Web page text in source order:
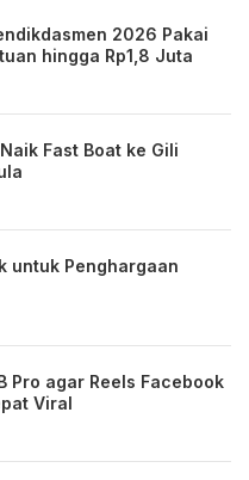
2026 Pakai
hingga Rp1,8 Juta
Fast Boat ke Gili
untuk Penghargaan
Pro agar Reels Facebook
Viral